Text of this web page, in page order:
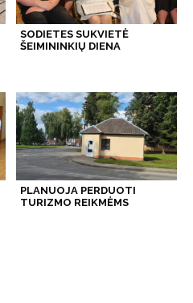
SODIETES SUKVIETĖ
ŠEIMININKIŲ DIENA
PLANUOJA PERDUOTI
TURIZMO REIKMĖMS